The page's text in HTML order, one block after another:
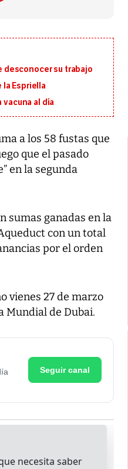
desconocer su trabajo
la Espriella
al día
a los 58 fustas que
que el pasado
en la segunda
sumas ganadas en la
con un total
por el orden
vienes 27 de marzo
Mundial de Dubai.
Seguir canal
y escuetas
este domingo su
...